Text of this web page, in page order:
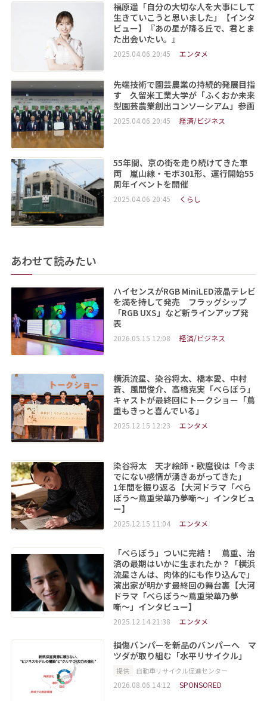
福原遥「自分の大切な人を大事にして
生きていこうと思いました」【インタ
ビュー】『あの星が降る丘で、君とま
た出会いたい。』
2025.04.06 20:45 エンタメ
先端技術で園芸農業の持続的発展目指
す 久留米工業大学が「ふくおか未来
型園芸農業創出コンソーシアム」参画
2025.04.06 20:45 経済/ビジネス
55年間、京の街を走り続けてきた車
両 嵐山線・モボ301形、運行開始55
周年イベントを開催
2025.04.06 20:45 くらし
あわせて読みたい
ハイセンスがRGB MiniLED液晶テレビ
を満を持して発売 フラッグシップ
「RGB UXS」など新ラインアップ発
表
2026.05.15 12:08 経済/ビジネス
横浜流星、染谷将太、橋本愛、中村
蒼、風間俊介、高橋克実「べらぼう」
キャストが最終回にトークショー「蔦
重もきっと喜んでいる」
2025.12.15 12:23 エンタメ
染谷将太 天才絵師・歌麿役は「今ま
でにない感情が湧きあがってきた」
1年間を振り返る【大河ドラマ「べら
ぼう〜蔦重栄華乃夢噺〜」インタビュ
ー】
2025.12.15 11:04 エンタメ
「べらぼう」ついに完結！ 蔦重、治
済の最期はいかに生まれたか？「横浜
流星さんは、肉体的にも作り込んで」
演出家が明かす最終回の舞台裏【大河
ドラマ「べらぼう〜蔦重栄華乃夢
噺〜」インタビュー】
2025.12.14 21:38 エンタメ
損傷バンパーを新品のバンパーへ マ
ツダが取り組む「水平リサイクル」
提供 自動車リサイクル促進センター
2026.08.06 14:12 SPONSORED